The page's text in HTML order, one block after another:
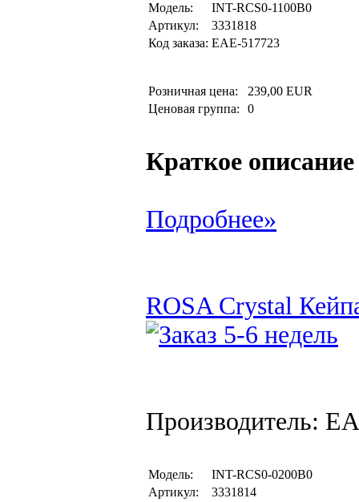
Модель:
INT-RCS0-1100B0
Артикул:
3331818
Код заказа: EAE-517723
Розничная цена:
239,00 EUR
Ценовая группа:
0
Краткое описание
Подробнее»
ROSA Crystal
Производитель:
Модель:
INT-RCS0-0200B0
Артикул:
3331814